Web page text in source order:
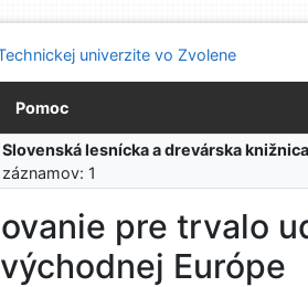
Pomoc
Slovenská lesnícka a drevárska
1
pre trvalo
Európe